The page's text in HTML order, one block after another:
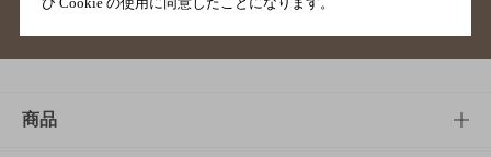
ご意見・ご感想
商品